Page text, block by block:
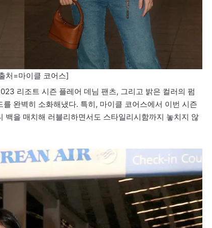
처=마이클 코어스]
리조트 시즌 플레어 데님 팬츠, 그리고 밝은 컬러의 펌
완벽히 소화해냈다. 특히, 마이클 코어스에서 이번 시즌
백을 매치해 러블리하면서도 스타일리시함까지 놓치지 않